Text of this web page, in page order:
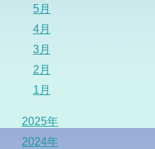
5月
4月
3月
2月
1月
2025年
2024年